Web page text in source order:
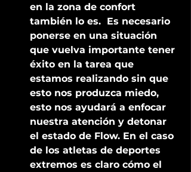
en la zona de confort
también lo es.  Es necesario
ponerse en una situación
que vuelva importante tener
éxito en la tarea que
estamos realizando sin que
esto nos produzca miedo,
esto nos ayudará a enfocar
nuestra atención y detonar
el estado de Flow. En el caso
de los atletas de deportes
extremos es claro cómo el